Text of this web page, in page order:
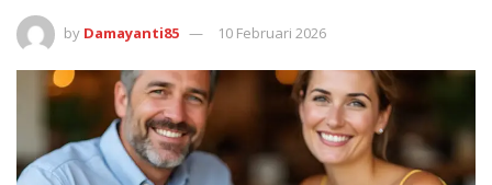
by Damayanti85 10 Februari 2026